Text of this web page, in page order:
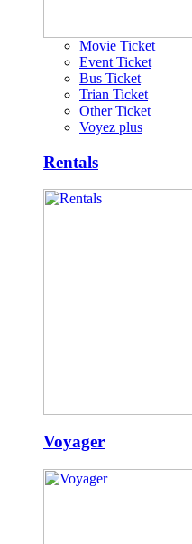
Movie Ticket
Event Ticket
Bus Ticket
Trian Ticket
Other Ticket
Voyez plus
Rentals
Voyager